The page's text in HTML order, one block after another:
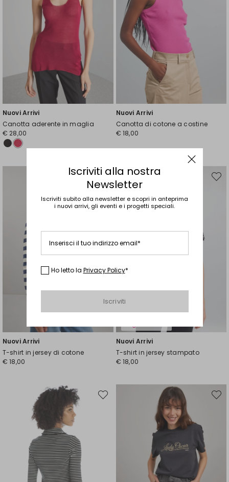
Nuovi Arrivi
Canotta aderente in maglia
€ 28,00
Nuovi Arrivi
Canotta di cotone a costine
€ 18,00
Nuovi Arrivi
T-shirt in jersey di cotone
€ 18,00
nella
wishlist
Nuovi Arrivi
T-shirt in jersey stampato
€ 18,00
Sposta
Iscriviti alla nostra
Newsletter
Iscriviti subito alla newsletter e scopri in anteprima
i nuovi arrivi, gli eventi e i progetti speciali.
Inserisci il tuo indirizzo email*
Ho letto la Privacy Policy*
Iscriviti